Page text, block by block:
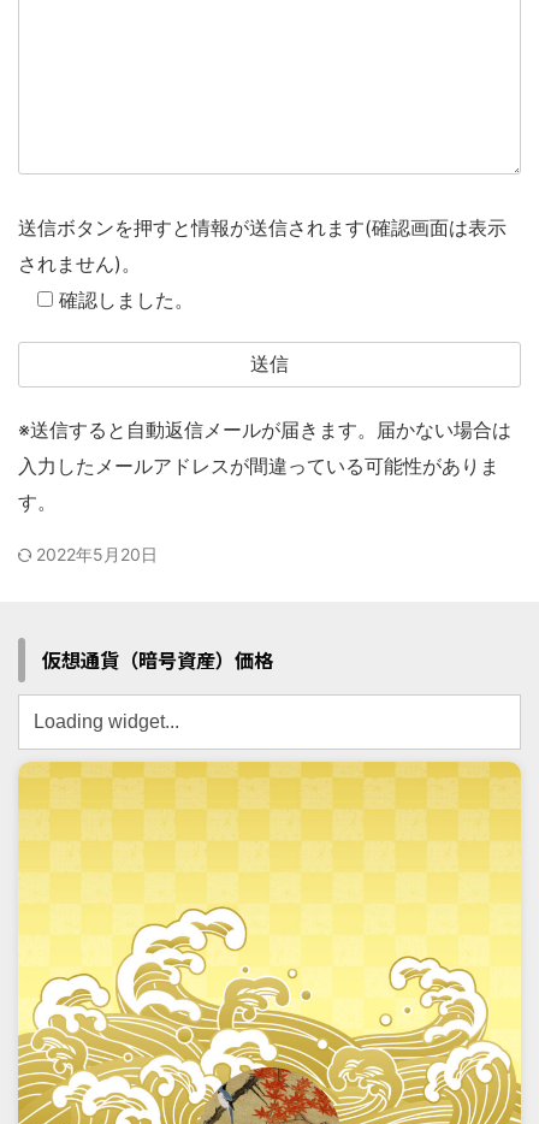
送信ボタンを押すと情報が送信されます(確認画面は表示
されません)。
確認しました。
※送信すると自動返信メールが届きます。届かない場合は
入力したメールアドレスが間違っている可能性がありま
す。
2022年5月20日
仮想通貨（暗号資産）価格